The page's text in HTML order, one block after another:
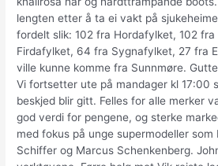
lengten etter å ta ei vakt på
fordelt slik: 102 fra Hordafylket, 102
Firdafylket, 64 fra Sygnafylket, 27 fra
ville kunne komme fra Sunnmøre.
Vi fortsetter ute på mandager kl 17:00
beskjed blir gitt. Felles for alle merker
god verdi for pengene, og sterke
med fokus på unge supermodeller som
Schiffer og Marcus Schenkenberg.